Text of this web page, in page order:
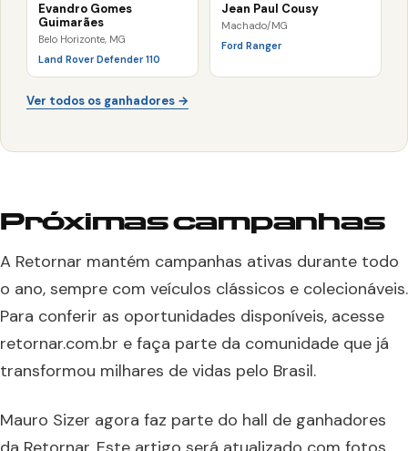
Evandro Gomes
Guimarães
Belo Horizonte, MG
Land Rover Defender 110
Jean Paul Cousy
Machado/MG
Ford Ranger
Ver todos os ganhadores →
Próximas campanhas
A Retornar mantém campanhas ativas durante todo
o ano, sempre com veículos clássicos e colecionáveis.
Para conferir as oportunidades disponíveis, acesse
retornar.com.br e faça parte da comunidade que já
transformou milhares de vidas pelo Brasil.
Mauro Sizer agora faz parte do hall de ganhadores